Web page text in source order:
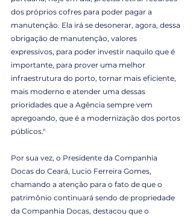
dos próprios cofres para poder pagar a
manutenção. Ela irá se desonerar, agora, dessa
obrigação de manutenção, valores
expressivos, para poder investir naquilo que é
importante, para prover uma melhor
infraestrutura do porto, tornar mais eficiente,
mais moderno e atender uma dessas
prioridades que a Agência sempre vem
apregoando, que é a modernização dos portos
públicos."
Por sua vez, o Presidente da Companhia
Docas do Ceará, Lucio Ferreira Gomes,
chamando a atenção para o fato de que o
patrimônio continuará sendo de propriedade
da Companhia Docas, destacou que o